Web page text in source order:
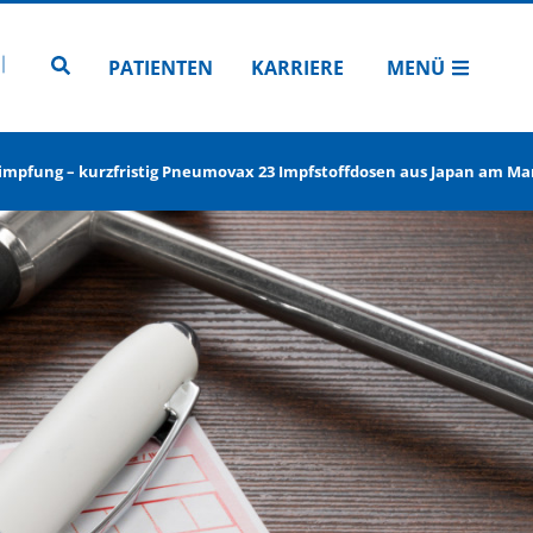
Zur Seitensuche
PATIENTEN KARRIERE MENÜ
– kurzfristig Pneumovax 23 Impfstoffdosen aus Japan am